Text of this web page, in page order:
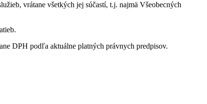
vrátane všetkých jej súčastí, t.j. najmä Všeobecných
DPH podľa aktuálne platných právnych predpisov.